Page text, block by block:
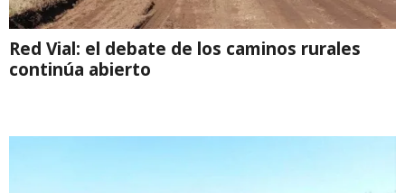
Red Vial: el debate de los caminos rurales
continúa abierto